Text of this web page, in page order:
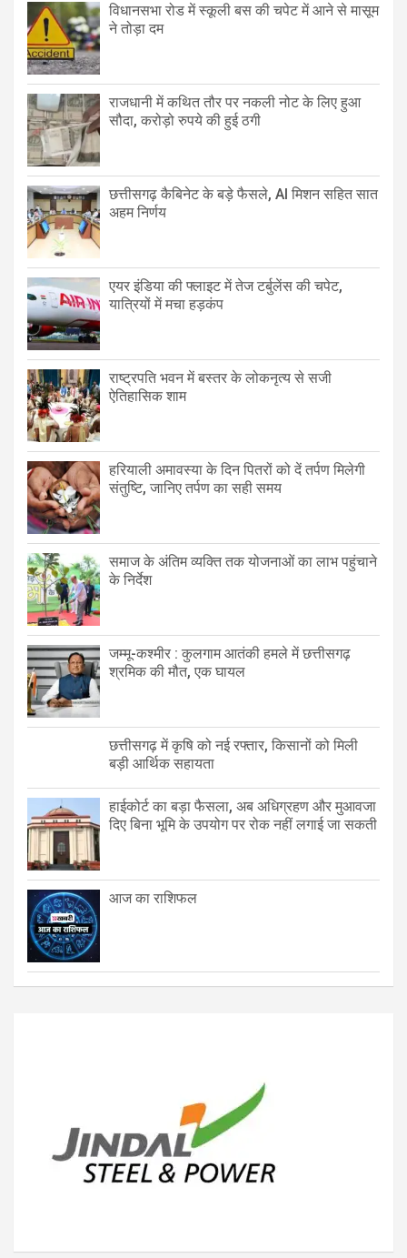
विधानसभा रोड में स्कूली बस की चपेट में आने से मासूम
ने तोड़ा दम
राजधानी में कथित तौर पर नकली नोट के लिए हुआ
सौदा, करोड़ो रुपये की हुई ठगी
छत्तीसगढ़ कैबिनेट के बड़े फैसले, AI मिशन सहित सात
अहम निर्णय
एयर इंडिया की फ्लाइट में तेज टर्बुलेंस की चपेट,
यात्रियों में मचा हड़कंप
राष्ट्रपति भवन में बस्तर के लोकनृत्य से सजी
ऐतिहासिक शाम
हरियाली अमावस्या के दिन पितरों को दें तर्पण मिलेगी
संतुष्टि, जानिए तर्पण का सही समय
समाज के अंतिम व्यक्ति तक योजनाओं का लाभ पहुंचाने
के निर्देश
जम्मू-कश्मीर : कुलगाम आतंकी हमले में छत्तीसगढ़
श्रमिक की मौत, एक घायल
छत्तीसगढ़ में कृषि को नई रफ्तार, किसानों को मिली
बड़ी आर्थिक सहायता
हाईकोर्ट का बड़ा फैसला, अब अधिग्रहण और मुआवजा
दिए बिना भूमि के उपयोग पर रोक नहीं लगाई जा सकती
आज का राशिफल